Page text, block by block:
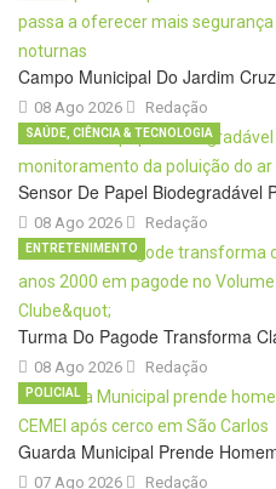
Campo Municipal Do Jardim
08 Ago 2026 Redação
Sensor De Papel Biodegradável
08 Ago 2026
SAÚDE, CIÊNCIA & TECNOLOGIA
Redação
Turma Do Pagode Transforma
08 Ago 2026
ENTRETENIMENTO
Redação
Guarda Municipal Prende
07 Ago 2026
POLICIAL
Redação